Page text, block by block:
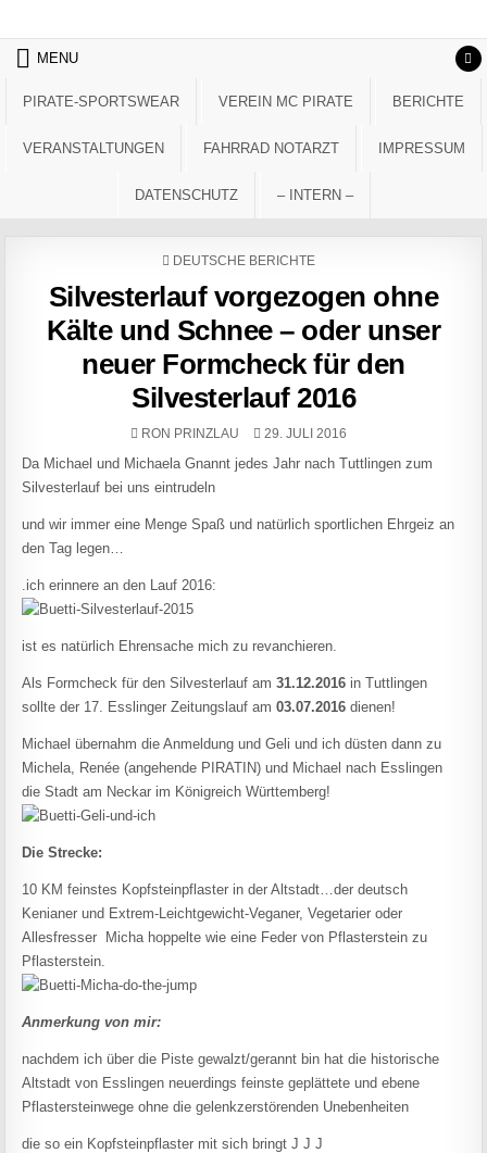
MENU
PIRATE-SPORTSWEAR VEREIN MC PIRATE BERICHTE
VERANSTALTUNGEN FAHRRAD NOTARZT IMPRESSUM
DATENSCHUTZ – INTERN –
POSTED IN
DEUTSCHE BERICHTE
Silvesterlauf vorgezogen ohne
Kälte und Schnee – oder unser
neuer Formcheck für den
Silvesterlauf 2016
AUTHOR:
RON PRINZLAU PUBLISHED DATE:
29. JULI 2016
Da Michael und Michaela Gnannt jedes Jahr nach Tuttlingen zum
Silvesterlauf bei uns eintrudeln
und wir immer eine Menge Spaß und natürlich sportlichen Ehrgeiz an
den Tag legen…
.ich erinnere an den Lauf 2016:
ist es natürlich Ehrensache mich zu revanchieren.
Als Formcheck für den Silvesterlauf am31.12.2016 in Tuttlingen
sollte der 17. Esslinger Zeitungslauf am03.07.2016 dienen!
Michael übernahm die Anmeldung und Geli und ich düsten dann zu
Michela, Renée (angehende PIRATIN) und Michael nach Esslingen
die Stadt am Neckar im Königreich Württemberg!
Die Strecke:
10 KM feinstes Kopfsteinpflaster in der Altstadt…der deutsch
Kenianer und Extrem-Leichtgewicht-Veganer, Vegetarier oder
Allesfresser Micha hoppelte wie eine Feder von Pflasterstein zu
Pflasterstein.
Anmerkung von mir:
nachdem ich über die Piste gewalzt/gerannt bin hat die historische
Altstadt von Esslingen neuerdings feinste geplättete und ebene
Pflastersteinwege ohne die gelenkzerstörenden Unebenheiten
die so ein Kopfsteinpflaster mit sich bringt J J J